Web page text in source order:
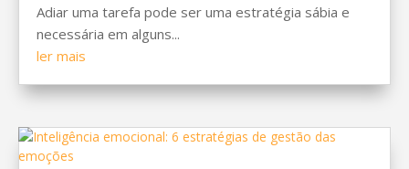
Adiar uma tarefa pode ser uma estratégia sábia e
necessária em alguns...
ler mais